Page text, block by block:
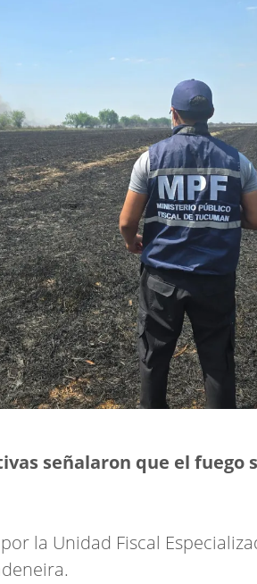
señalaron que el fuego
la Unidad Fiscal